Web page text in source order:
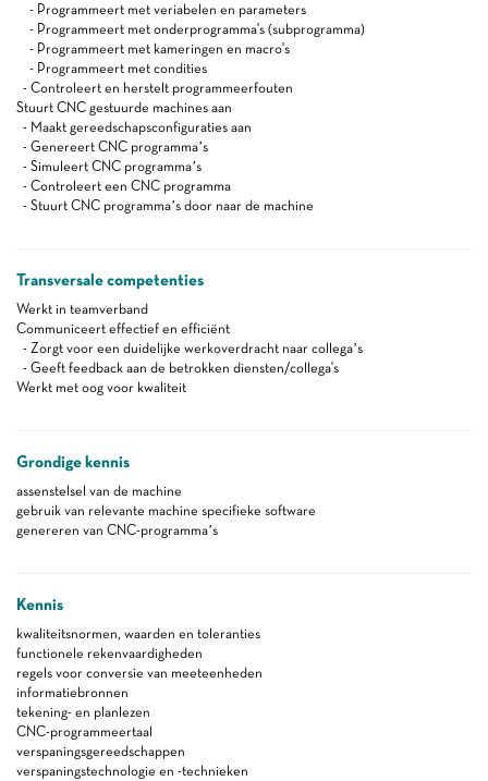
- Programmeert met veriabelen en parameters
- Programmeert met onderprogramma's (subprogramma)
- Programmeert met kameringen en macro's
- Programmeert met condities
- Controleert en herstelt programmeerfouten
Stuurt CNC gestuurde machines aan
- Maakt gereedschapsconfiguraties aan
- Genereert CNC programma’s
- Simuleert CNC programma’s
- Controleert een CNC programma
- Stuurt CNC programma’s door naar de machine
Transversale competenties
Werkt in teamverband
Communiceert effectief en efficiënt
- Zorgt voor een duidelijke werkoverdracht naar collega’s
- Geeft feedback aan de betrokken diensten/collega's
Werkt met oog voor kwaliteit
Grondige kennis
assenstelsel van de machine
gebruik van relevante machine specifieke software
genereren van CNC-programma’s
Kennis
kwaliteitsnormen, waarden en toleranties
functionele rekenvaardigheden
regels voor conversie van meeteenheden
informatiebronnen
tekening- en planlezen
CNC-programmeertaal
verspaningsgereedschappen
verspaningstechnologie en -technieken